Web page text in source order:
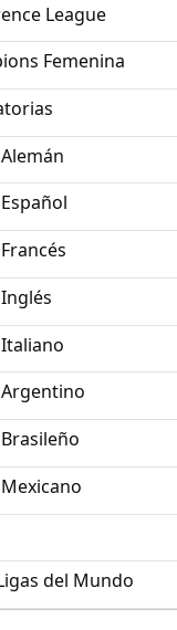
League
Femenina
del Mundo